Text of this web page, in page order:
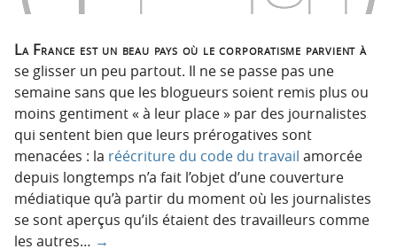
La France est un beau pays où le corporatisme parvient à
se glisser un peu partout. Il ne se passe pas une
semaine sans que les blogueurs soient remis plus ou
moins gentiment « à leur place » par des journalistes
qui sentent bien que leurs prérogatives sont
menacées : la réécriture du code du travail amorcée
depuis longtemps n’a fait l’objet d’une couverture
médiatique qu’à partir du moment où les journalistes
se sont aperçus qu’ils étaient des travailleurs comme
les autres… →